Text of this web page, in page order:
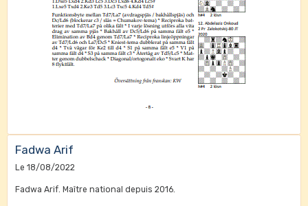
Fadwa Arif
Le 18/08/2022
Fadwa Arif. Maître national depuis 2016.